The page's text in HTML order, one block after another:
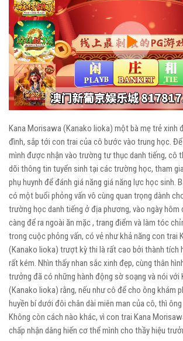
Play
Kana Morisawa (Kanako Iioka) một bà mẹ trẻ xinh
đình, sắp tới con trai của cô bước vào trung học.
mình được nhận vào trường tư thục danh tiếng, cô
dõi thông tin tuyển sinh tại các trường học, tham
phụ huynh để đánh giá năng giá năng lực học sinh.
có một buổi phỏng vấn vô cùng quan trọng dành
trường học danh tiếng ở địa phương, vào ngày hôm
càng để ra ngoài ăn mặc , trang điểm và làm tóc
trong cuộc phỏng vấn, có vẻ như khả năng con trai
(Kanako Iioka) trượt kỳ thi là rất cao bởi thành tích
rất kém. Nhìn thấy nhan sắc xinh đẹp, cùng thân
trưởng đã có những hành động sờ soạng và nói với
(Kanako Iioka) rằng, nếu như cô để cho ông khám
huyền bí dưới đôi chân dài miên man của cô, thì
Không còn cách nào khác, vì con trai Kana
chấp nhận dâng hiến cơ thể mình cho thầy hiệu